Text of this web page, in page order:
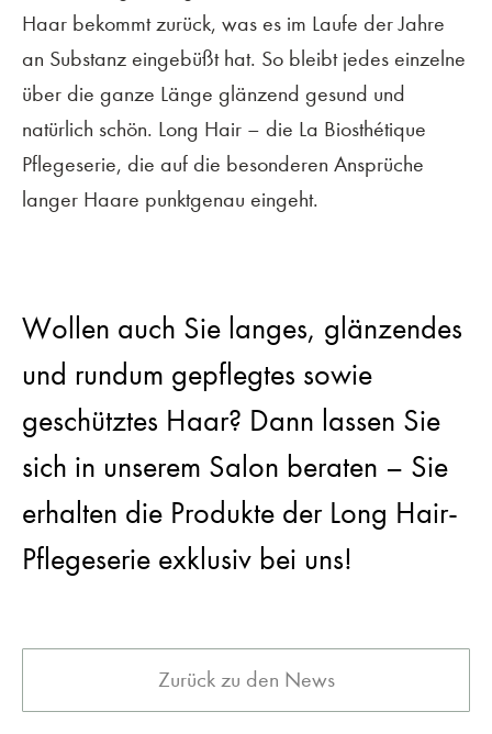
Haar bekommt zurück, was es im Laufe der Jahre
an Substanz eingebüßt hat. So bleibt jedes einzelne
über die ganze Länge glänzend gesund und
natürlich schön. Long Hair – die La Biosthétique
Pflegeserie, die auf die besonderen Ansprüche
langer Haare punktgenau eingeht.
Wollen auch Sie langes, glänzendes
und rundum gepflegtes sowie
geschütztes Haar? Dann lassen Sie
sich in unserem Salon beraten – Sie
erhalten die Produkte der Long Hair-
Pflegeserie exklusiv bei uns!
Zurück zu den News